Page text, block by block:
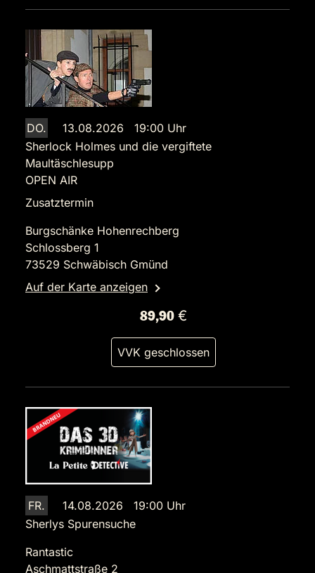
DO.
13.08.2026 19:00 Uhr
Sherlock Holmes und die vergiftete
Maultäschlesupp
OPEN AIR
Zusatztermin
Burgschänke Hohenrechberg
Schlossberg 1
73529 Schwäbisch Gmünd
Auf der Karte anzeigen
89,90 €
VVK geschlossen
FR.
14.08.2026 19:00 Uhr
Sherlys Spurensuche
Rantastic
Aschmattstraße 2